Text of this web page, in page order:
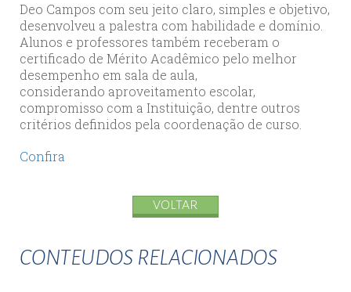
Deo Campos com seu jeito claro, simples e objetivo,
desenvolveu a palestra com habilidade e domínio.
Alunos e professores também receberam o
certificado de Mérito Acadêmico pelo melhor
desempenho em sala de aula,
considerando aproveitamento escolar,
compromisso com a Instituição, dentre outros
critérios definidos pela coordenação de curso.
Confira
VOLTAR
CONTEUDOS RELACIONADOS